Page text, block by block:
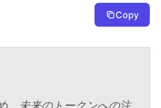
Copy
、未来のトークンへの注